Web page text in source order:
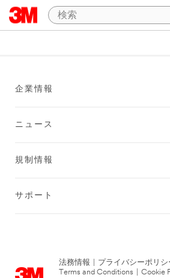
企業情報
ニュース
規制情報
サポート
法務情報 プライバシーポリシ
Terms and Conditions
Cookie